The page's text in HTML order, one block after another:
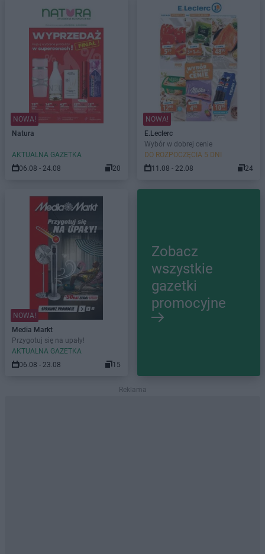
NOWA!
Natura
AKTUALNA GAZETKA
06.08 - 24.08
20
NOWA!
E.Leclerc
Wybór w dobrej cenie
DO ROZPOCZĘCIA 5 DNI
11.08 - 22.08
24
NOWA!
Media Markt
Przygotuj się na upały!
AKTUALNA GAZETKA
06.08 - 23.08
15
Zobacz
wszystkie
gazetki
promocyjne
Reklama